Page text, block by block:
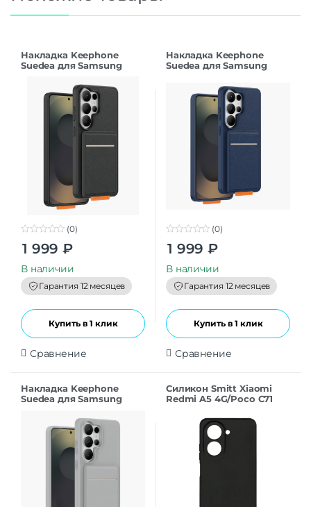
Накладка Keephone
Suedea для Samsung
t
o
f
5
(0)
1 999 ₽
В наличии
Гарантия 12 месяцев
Купить в 1 клик
Сравнение
Накладка Keephone
Suedea для Samsung
t
o
f
5
(0)
1 999 ₽
В наличии
Гарантия 12 месяцев
Купить в 1 клик
Сравнение
Накладка Keephone
Suedea для Samsung
Силикон Smitt Xiaomi
Redmi A5 4G/Poco C71